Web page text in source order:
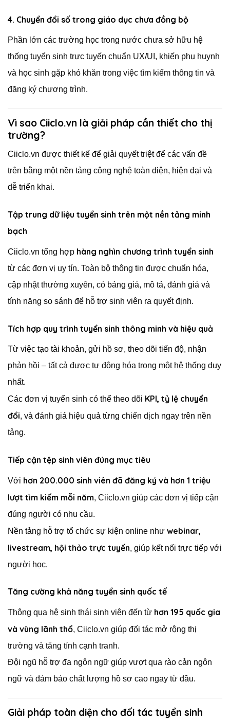
4. Chuyển đổi số trong giáo dục chưa đồng bộ
Phần lớn các trường học trong nước chưa sở hữu hệ
thống tuyển sinh trực tuyến chuẩn UX/UI, khiến phụ huynh
và học sinh gặp khó khăn trong việc tìm kiếm thông tin và
đăng ký chương trình.
Vì sao Ciiclo.vn là giải pháp cần thiết cho thị
trường?
Ciiclo.vn được thiết kế để giải quyết triệt để các vấn đề
trên bằng một nền tảng công nghệ toàn diện, hiện đại và
dễ triển khai.
Tập trung dữ liệu tuyển sinh trên một nền tảng minh
bạch
Ciiclo.vn tổng hợp hàng nghìn chương trình tuyển sinh
từ các đơn vị uy tín. Toàn bộ thông tin được chuẩn hóa,
cập nhật thường xuyên, có bảng giá, mô tả, đánh giá và
tính năng so sánh để hỗ trợ sinh viên ra quyết định.
Tích hợp quy trình tuyển sinh thông minh và hiệu quả
Từ việc tạo tài khoản, gửi hồ sơ, theo dõi tiến độ, nhận
phản hồi – tất cả được tự động hóa trong một hệ thống duy
nhất.
Các đơn vị tuyển sinh có thể theo dõi KPI, tỷ lệ chuyển
đổi, và đánh giá hiệu quả từng chiến dịch ngay trên nền
tảng.
Tiếp cận tệp sinh viên đúng mục tiêu
Với hơn 200.000 sinh viên đã đăng ký và hơn 1 triệu
lượt tìm kiếm mỗi năm, Ciiclo.vn giúp các đơn vị tiếp cận
đúng người có nhu cầu.
Nền tảng hỗ trợ tổ chức sự kiện online như webinar,
livestream, hội thảo trực tuyến, giúp kết nối trực tiếp với
người học.
Tăng cường khả năng tuyển sinh quốc tế
Thông qua hệ sinh thái sinh viên đến từ hơn 195 quốc gia
và vùng lãnh thổ, Ciiclo.vn giúp đối tác mở rộng thị
trường và tăng tính cạnh tranh.
Đội ngũ hỗ trợ đa ngôn ngữ giúp vượt qua rào cản ngôn
ngữ và đảm bảo chất lượng hồ sơ cao ngay từ đầu.
Giải pháp toàn diện cho đối tác tuyển sinh